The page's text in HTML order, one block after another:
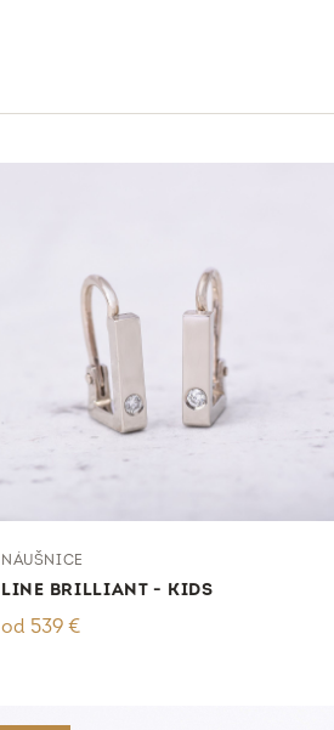
NÁUŠNICE
LINE BRILLIANT - KIDS
od 539 €